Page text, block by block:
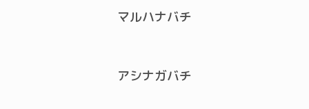
マルハナバチ
アシナガバチ